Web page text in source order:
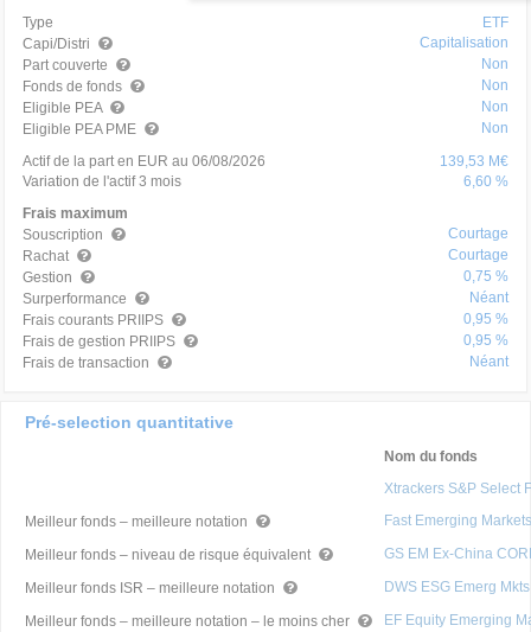
Type
ETF
Capi/Distri
Capitalisation
Part couverte
Non
Fonds de fonds
Non
Eligible PEA
Non
Eligible PEA PME
Non
Actif de la part en EUR au 06/08/2026
139,53 M€
Variation de l'actif 3 mois
6,60 %
Frais maximum
Souscription
Courtage
Rachat
Courtage
Gestion
0,75 %
Surperformance
Néant
Frais courants PRIIPS
0,95 %
Frais de gestion PRIIPS
0,95 %
Frais de transaction
Néant
Pré-selection quantitative
Nom du fonds
Xtrackers S&P Select
Meilleur fonds – meilleure notation
Fast Emerging
Meilleur fonds – niveau de risque équivalent GS EM Ex-China
Meilleur fonds ISR – meilleure notation DWS ESG Emerg
Meilleur fonds – meilleure notation – le moins cher EF Equity Emerging